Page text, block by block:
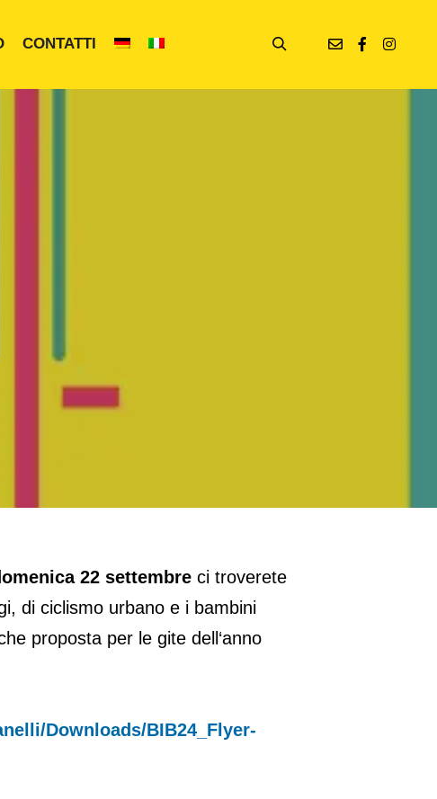
CONTATTI
22 settembre ci troverete
di ciclismo urbano e i bambini
proposta per le gite dell‘anno
Downloads/BIB24_Flyer-